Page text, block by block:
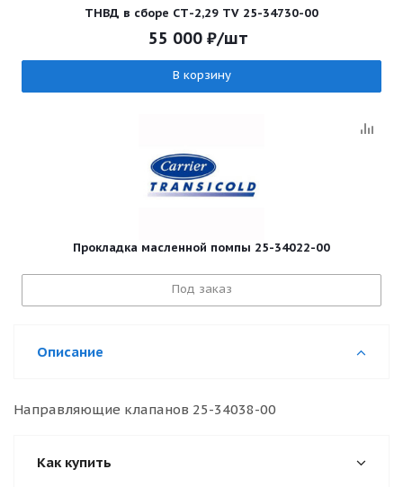
ТНВД в сборе СТ-2,29 ТV 25-34730-00
55 000 ₽/шт
В корзину
Прокладка масленной помпы 25-34022-00
Под заказ
Описание
Направляющие клапанов 25-34038-00
Как купить